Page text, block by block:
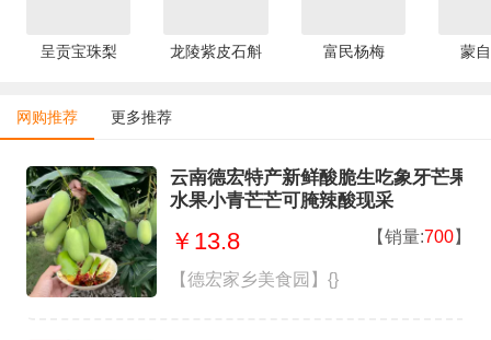
呈贡宝珠梨 龙陵紫皮石斛 富民杨梅 蒙
网购推荐 更多推荐
云南德宏特产新鲜酸脆生吃象牙芒果
水果小青芒芒可腌辣酸现采
￥13.8 【销量:700】
【德宏家乡美食园】{}